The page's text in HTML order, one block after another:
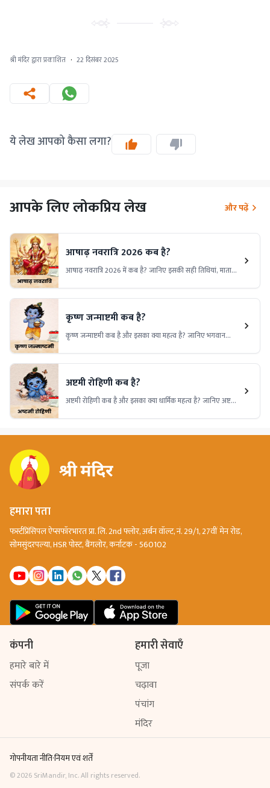
श्री मंदिर द्वारा प्रकाशित · 22 दिसंबर 2025
ये लेख आपको कैसा लगा?
आपके लिए लोकप्रिय लेख और पढ़ें
आषाढ़ नवरात्रि 2026 कब है?
आषाढ़ नवरात्रि 2026 में कब है? जानिए इसकी सही तिथियां, माता
विशेष उपायों की पूरी जानकारी।
कृष्ण जन्माष्टमी कब है?
कृष्ण जन्माष्टमी कब है और इसका क्या महत्व है? जानिए भगवान
धार्मिक महत्व और इस पावन पर्व से जुड़ी विशेष मान्यताओं के बारे में।
अष्टमी रोहिणी कब है?
अष्टमी रोहिणी कब है और इसका क्या धार्मिक महत्व है? जानिए अष्टमी
मान्यताएं, पूजा विधि और इस पावन पर्व की संपूर्ण जानकारी।
हमारा पता
फर्स्टप्रिंसिपल ऐप्सफॉरभारत प्रा. लि. 2nd फ्लोर, अर्बन वॉल्ट, नं. 29/1, 27वीं मेन रोड,
सोमसुंदरपल्या, HSR पोस्ट, बैंगलोर, कर्नाटक - 560102
कंपनी
हमारे बारे में
संपर्क करें
हमारी सेवाएँ
पूजा
चढ़ावा
पंचांग
मंदिर
गोपनीयता नीति·नियम एवं शर्तें
©2026 SriMandir, Inc. All rights reserved.